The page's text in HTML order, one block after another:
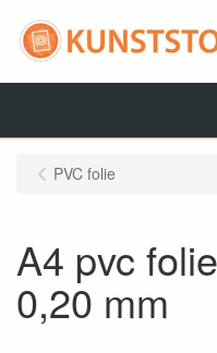
PVC folie
A4 pvc
0,20 mm